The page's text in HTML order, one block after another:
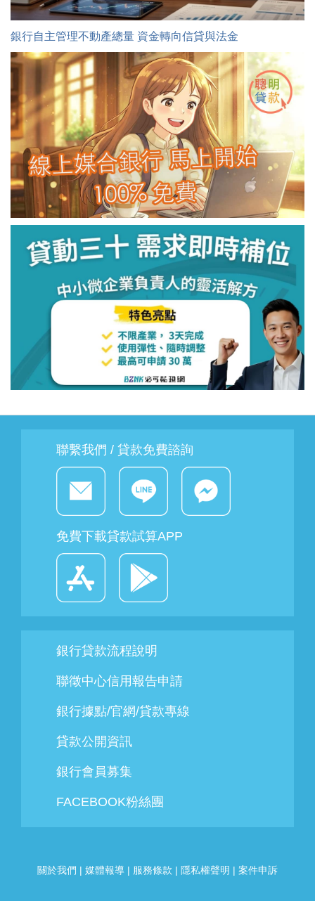
銀行自主管理不動產總量 資金轉向信貸與法金
聯繫我們 / 貸款免費諮詢
免費下載貸款試算APP
銀行貸款流程說明
聯徵中心信用報告申請
銀行據點/官網/貸款專線
貸款公開資訊
銀行會員募集
FACEBOOK粉絲團
關於我們 | 媒體報導 | 服務條款 | 隱私權聲明 | 案件申訴